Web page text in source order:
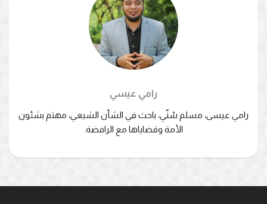
رامي عيسي
رامي عيسى، مسلم سُنّي، باحث في الشأن الشيعي، مهتم بشئون
الأمة وقضاياها مع الرافضة.